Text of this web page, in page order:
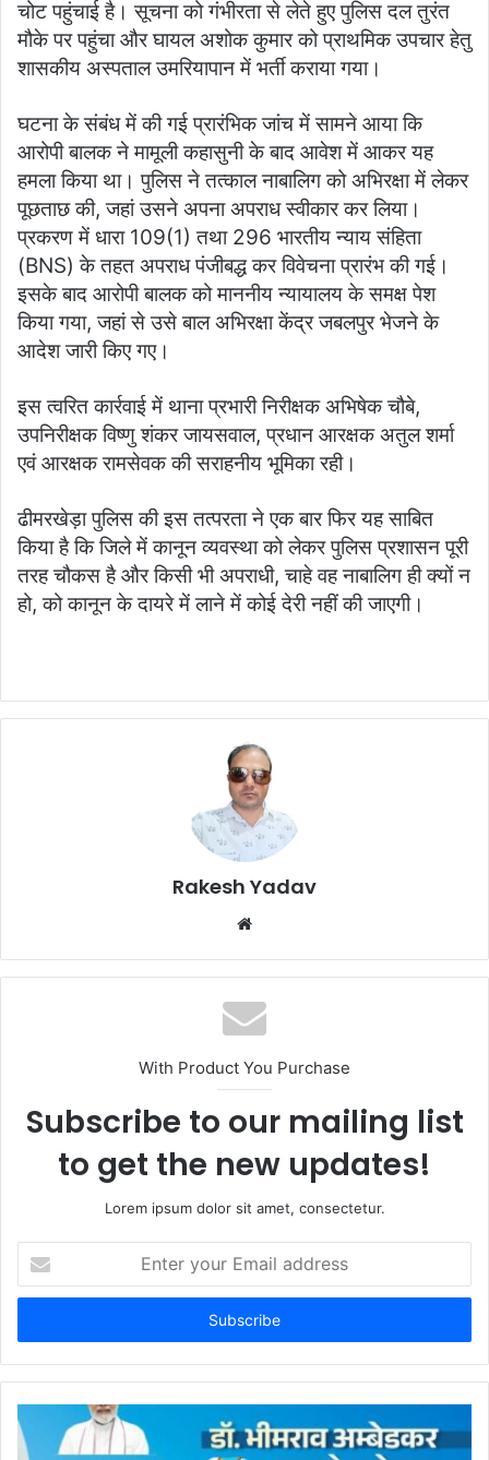
चोट पहुंचाई है। सूचना को गंभीरता से लेते हुए पुलिस दल तुरंत
मौके पर पहुंचा और घायल अशोक कुमार को प्राथमिक उपचार हेतु
शासकीय अस्पताल उमरियापान में भर्ती कराया गया।
घटना के संबंध में की गई प्रारंभिक जांच में सामने आया कि
आरोपी बालक ने मामूली कहासुनी के बाद आवेश में आकर यह
हमला किया था। पुलिस ने तत्काल नाबालिग को अभिरक्षा में लेकर
पूछताछ की, जहां उसने अपना अपराध स्वीकार कर लिया।
प्रकरण में धारा 109(1) तथा 296 भारतीय न्याय संहिता
(BNS) के तहत अपराध पंजीबद्ध कर विवेचना प्रारंभ की गई।
इसके बाद आरोपी बालक को माननीय न्यायालय के समक्ष पेश
किया गया, जहां से उसे बाल अभिरक्षा केंद्र जबलपुर भेजने के
आदेश जारी किए गए।
इस त्वरित कार्रवाई में थाना प्रभारी निरीक्षक अभिषेक चौबे,
उपनिरीक्षक विष्णु शंकर जायसवाल, प्रधान आरक्षक अतुल शर्मा
एवं आरक्षक रामसेवक की सराहनीय भूमिका रही।
ढीमरखेड़ा पुलिस की इस तत्परता ने एक बार फिर यह साबित
किया है कि जिले में कानून व्यवस्था को लेकर पुलिस प्रशासन पूरी
तरह चौकस है और किसी भी अपराधी, चाहे वह नाबालिग ही क्यों न
हो, को कानून के दायरे में लाने में कोई देरी नहीं की जाएगी।
Rakesh Yadav
b
s
i
e
With Product You Purchase
Subscribe to our mailing list
to get the new updates!
Lorem ipsum dolor sit amet, consectetur.
t
r
y
r